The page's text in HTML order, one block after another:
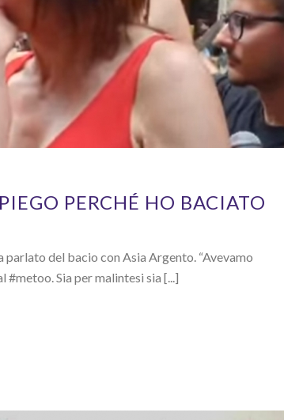
PERCHÉ HO BACIATO
parlato del bacio con Asia Argento. “Avevamo
Sia per malintesi sia [...]